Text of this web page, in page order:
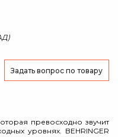
Задать вопрос по товару
превосходно звучит
уровнях. BEHRINGER